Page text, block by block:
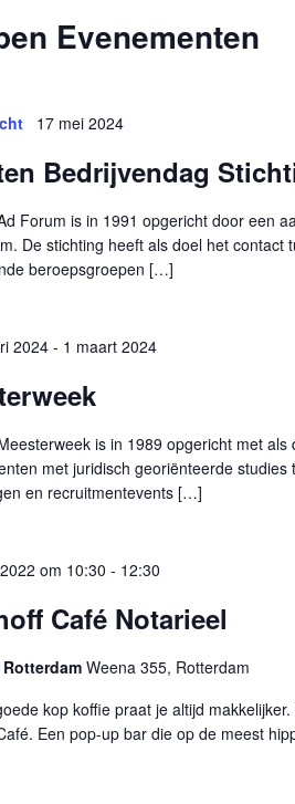
Evenementen
17 mei 2024
Bedrijvendag
Forum is in 1991 opgericht door een
De stichting heeft als doel het contact
beroepsgroepen […]
2024- 1 maart 2024
is in 1989 opgericht met
met juridisch georiënteerde
en recruitmentevents […]
om 10:30 - 12:30
Café Notarieel
Weena 355, Rotterdam
kop koffie praat je altijd
Een pop-up bar die op de meest